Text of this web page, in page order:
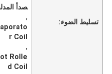
تسليط الضوء:
صدأ
,
r Coil
,
Rolle
d Coil